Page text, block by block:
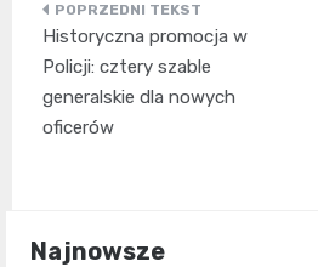
Nawigacja
wpisu
Historyczna promocja w
Policji: cztery szable
generalskie dla nowych
oficerów
Najnowsze